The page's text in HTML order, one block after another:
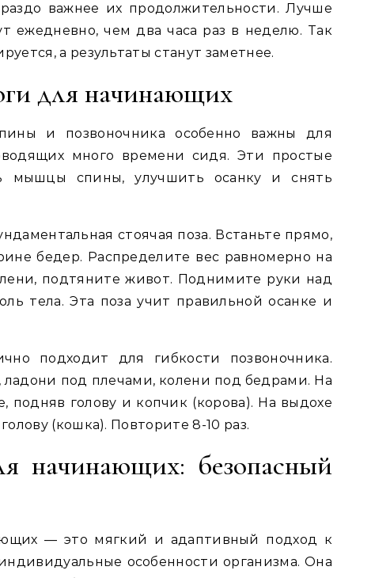
важнее их продолжительности. Лучше
ежедневно, чем два часа раз в неделю. Так
а результаты станут заметнее.
для начинающих
и позвоночника особенно важны для
много времени сидя. Эти простые
мышцы спины, улучшить осанку и снять
стоячая поза. Встаньте прямо,
бедер. Распределите вес равномерно на
подтяните живот. Поднимите руки над
тела. Эта поза учит правильной осанке и
подходит для гибкости позвоночника.
ладони под плечами, колени под бедрами. На
подняв голову и копчик (корова). На выдохе
(кошка). Повторите 8-10 раз.
начинающих: безопасный
— это мягкий и адаптивный подход к
особенности организма. Она